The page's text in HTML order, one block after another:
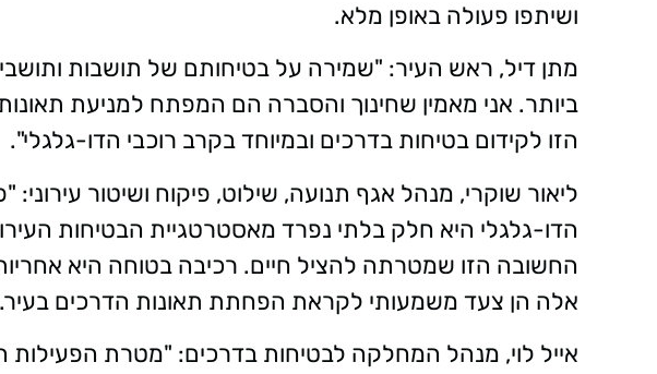
ושיתפו פעולה באופן מלא.
מתן דיל, ראש העיר: "שמירה על בטיחותם של תושבות
ביותר. אני מאמין שחינוך והסברה הם המפתח למניעת
הזו לקידום בטיחות בדרכים ובמיוחד בקרב רוכבי הדו-גלגלי".
ליאור שוקרי, מנהל אגף תנועה, שילוט, פיקוח ושיטור
הדו-גלגלי היא חלק בלתי נפרד מאסטרטגיית הבטיחות
החשובה הזו שמטרתה להציל חיים. רכיבה בטוחה היא
אלה הן צעד משמעותי לקראת הפחתת תאונות הדרכים
אייל לוי, מנהל המחלקה לבטיחות בדרכים: "מטרת